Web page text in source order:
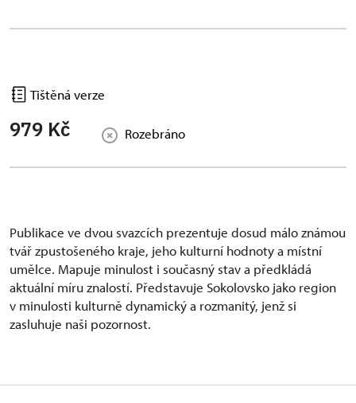
Tištěná verze
979 Kč Rozebráno
Publikace ve dvou svazcích prezentuje dosud málo známou
tvář zpustošeného kraje, jeho kulturní hodnoty a místní
umělce. Mapuje minulost i současný stav a předkládá
aktuální míru znalostí. Představuje Sokolovsko jako region
v minulosti kulturně dynamický a rozmanitý, jenž si
zasluhuje naši pozornost.